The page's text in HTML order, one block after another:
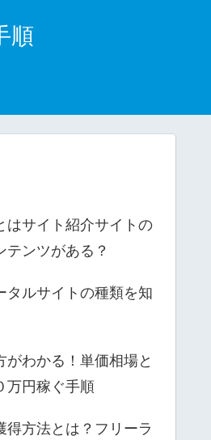
順
はサイト紹介サイトの
テンツがある？
タルサイトの種類を知
がわかる！単価相場と
万円稼ぐ手順
得方法とは？フリーラ